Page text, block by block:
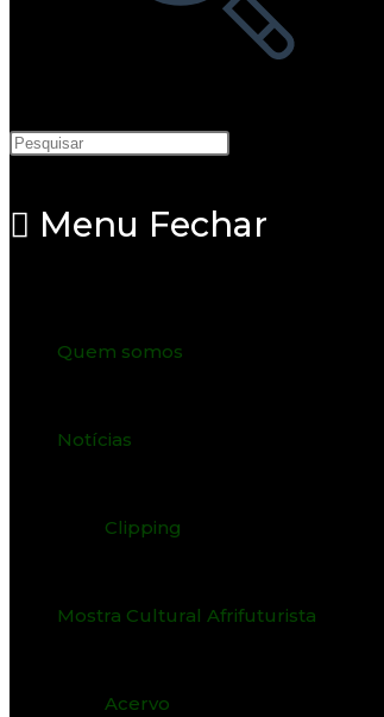
Menu Fechar
Quem somos
Notícias
Clipping
Mostra Cultural Afrifuturista
Acervo